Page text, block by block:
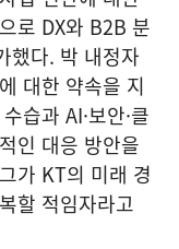
로 DX와 B2B 분
했다. 박 내정자
대한 약속을 지
습과 AI·보안·클
인 대응 방안을
가 KT의 미래 경
할 적임자라고